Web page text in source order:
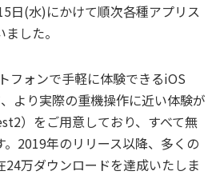
日(水)にかけて順次各種アプリス
した。
フォンで手軽に体験できるiOS
より実際の重機操作に近い体験が
）をご用意しており、すべて無
2019年のリリース以降、多くの
万ダウンロードを達成いたしま